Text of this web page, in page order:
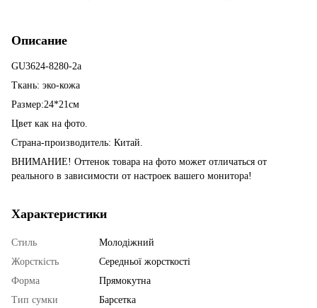
Описание
GU3624-8280-2a
Ткань: эко-кожа
Размер:24*21см
Цвет как на фото.
Страна-производитель: Китай.
ВНИМАНИЕ! Оттенок товара на фото может отличаться от
реального в зависимости от настроек вашего монитора!
Характеристики
Стиль
Молодіжний
Жорсткість
Середньої жорсткості
Форма
Прямокутна
Тип сумки
Барсетка